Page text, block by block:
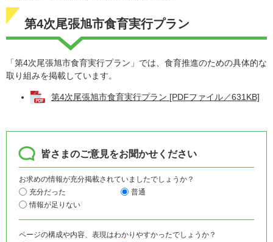
第4次尾張旭市食育実行プラン
「第4次尾張旭市食育実行プラン」では、食育推進のための具体的な
取り組みを掲載しています。
第4次尾張旭市食育実行プラン [PDFファイル／631KB]
皆さまのご意見をお聞かせください
お求めの情報が充分掲載されていましたでしょうか？
充分だった
普通
情報が足りない
ページの構成や内容、表現はわかりやすかったでしょうか？